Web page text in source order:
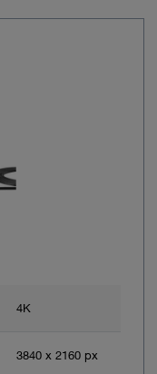
4K
3840 x 2160 px